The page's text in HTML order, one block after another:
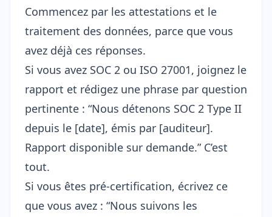
Commencez par les attestations et le
traitement des données, parce que vous
avez déjà ces réponses.
Si vous avez SOC 2 ou ISO 27001, joignez le
rapport et rédigez une phrase par question
pertinente : “Nous détenons SOC 2 Type II
depuis le [date], émis par [auditeur].
Rapport disponible sur demande.” C’est
tout.
Si vous êtes pré-certification, écrivez ce
que vous avez : “Nous suivons les